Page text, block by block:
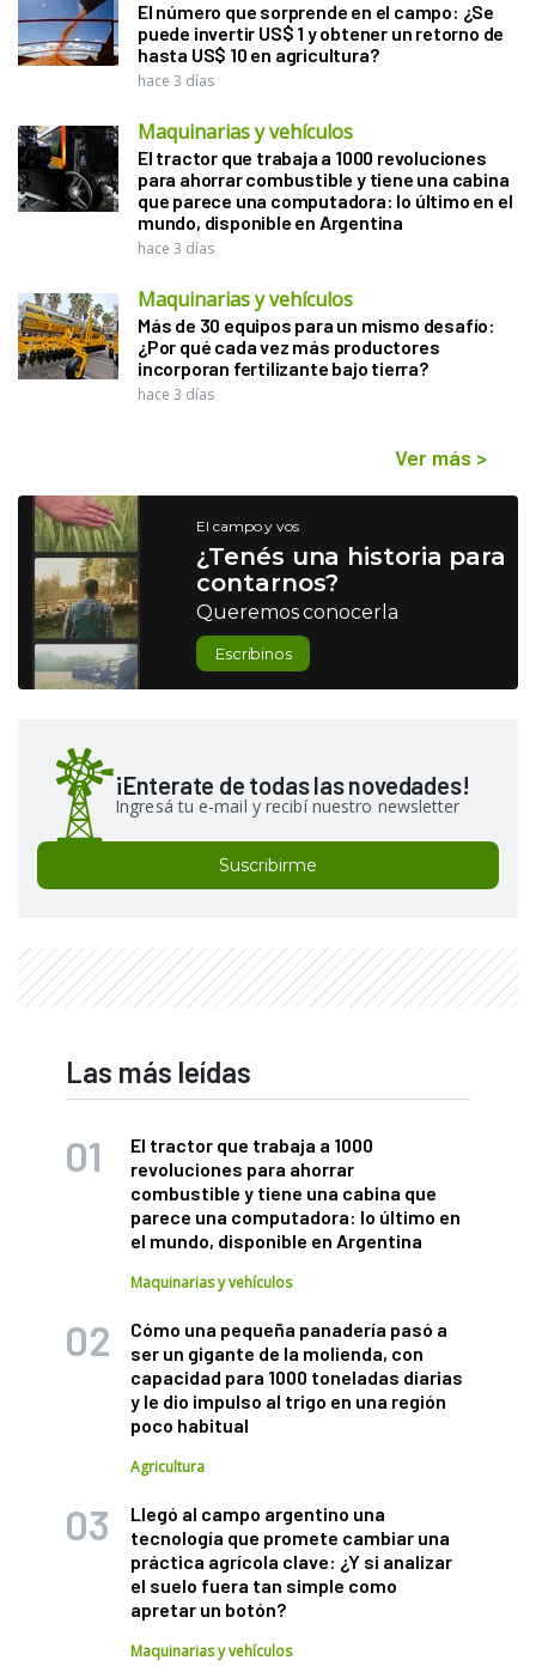
El número que sorprende en el campo: ¿Se
puede invertir US$ 1 y obtener un retorno de
hasta US$ 10 en agricultura?
hace 3 días
Maquinarias y vehículos
El tractor que trabaja a 1000 revoluciones
para ahorrar combustible y tiene una cabina
que parece una computadora: lo último en el
mundo, disponible en Argentina
hace 3 días
Maquinarias y vehículos
Más de 30 equipos para un mismo desafío:
¿Por qué cada vez más productores
incorporan fertilizante bajo tierra?
hace 3 días
Ver más >
El campo y vos
¿Tenés una historia para
contarnos?
Queremos conocerla
Escribinos
¡Enterate de todas las novedades!
Ingresá tu e-mail y recibí nuestro newsletter
Suscribirme
Las más leídas
El tractor que trabaja a 1000
revoluciones para ahorrar
combustible y tiene una cabina que
parece una computadora: lo último en
el mundo, disponible en Argentina
Maquinarias y vehículos
Cómo una pequeña panadería pasó a
ser un gigante de la molienda, con
capacidad para 1000 toneladas diarias
y le dio impulso al trigo en una región
poco habitual
Agricultura
Llegó al campo argentino una
tecnología que promete cambiar una
práctica agrícola clave: ¿Y si analizar
el suelo fuera tan simple como
apretar un botón?
Maquinarias y vehículos